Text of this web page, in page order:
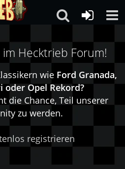
Hecktrieb Forum!
wie Ford Granada,
oder Opel Rekord?
die Chance, Teil unserer
zu werden.
registrieren